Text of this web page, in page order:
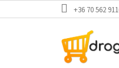
a
+36 70 562